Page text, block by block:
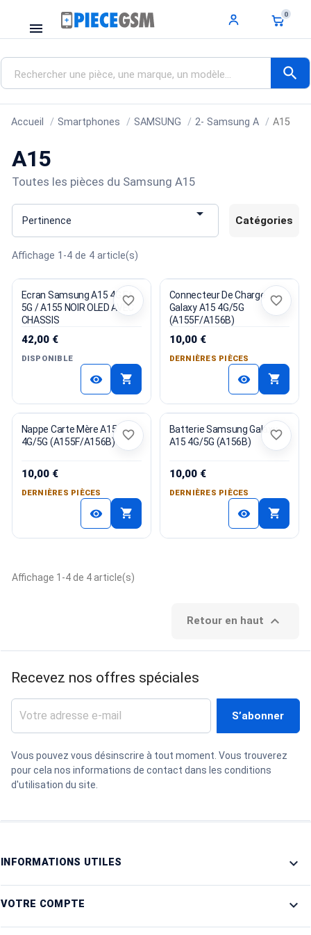
menu
0
search
Accueil Smartphones SAMSUNG 2- Samsung A A15
A15
Toutes les pièces du Samsung A15
Pertinence  Catégories
Affichage 1-4 de 4 article(s)
Ecran Samsung A15 4G Et
5G / A155 NOIR OLED AVEC
CHASSIS
42,00 €
DISPONIBLE
visibility shopping_cart
favorite_border
Connecteur De Charge
Galaxy A15 4G/5G
(A155F/A156B)
10,00 €
DERNIÈRES PIÈCES
visibility shopping_cart
favorite_border
Nappe Carte Mère A15
4G/5G (A155F/A156B)
10,00 €
DERNIÈRES PIÈCES
visibility shopping_cart
favorite_border
Batterie Samsung Galaxy
A15 4G/5G (A156B)
10,00 €
DERNIÈRES PIÈCES
visibility shopping_cart
favorite_border
Affichage 1-4 de 4 article(s)
Retour en haut 
Recevez nos offres spéciales
Vous pouvez vous désinscrire à tout moment. Vous trouverez
pour cela nos informations de contact dans les conditions
d'utilisation du site.
INFORMATIONS UTILES 
VOTRE COMPTE 